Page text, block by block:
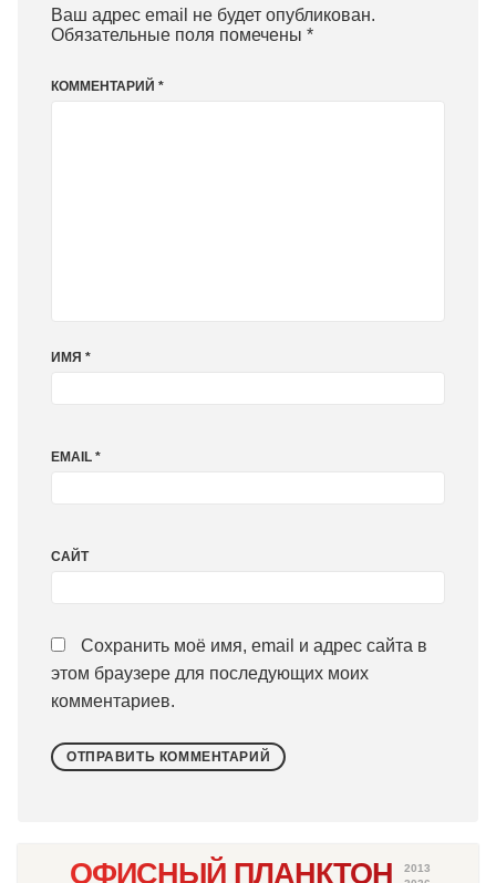
Ваш адрес email не будет опубликован.
Обязательные поля помечены *
КОММЕНТАРИЙ *
ИМЯ *
EMAIL *
САЙТ
Сохранить моё имя, email и адрес сайта в
этом браузере для последующих моих
комментариев.
ОФИСНЫЙ ПЛАНКТОН
2013